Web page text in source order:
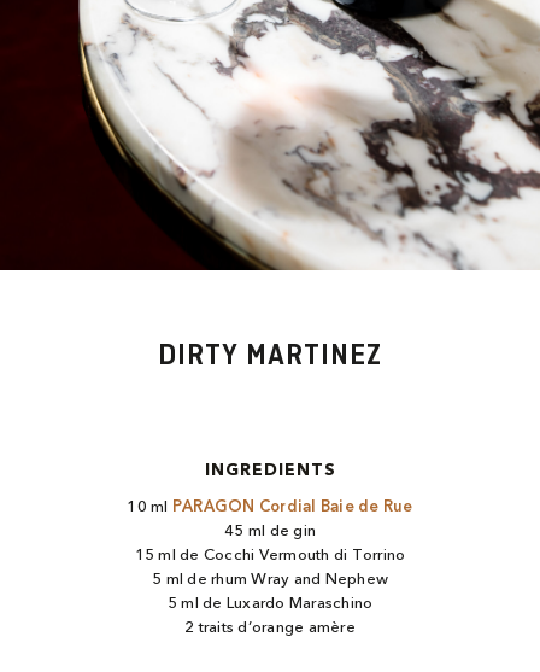
DIRTY MARTINEZ
INGREDIENTS
10 ml PARAGON Cordial Baie de Rue
45 ml de gin
15 ml de Cocchi Vermouth di Torrino
5 ml de rhum Wray and Nephew
5 ml de Luxardo Maraschino
2 traits d’orange amère